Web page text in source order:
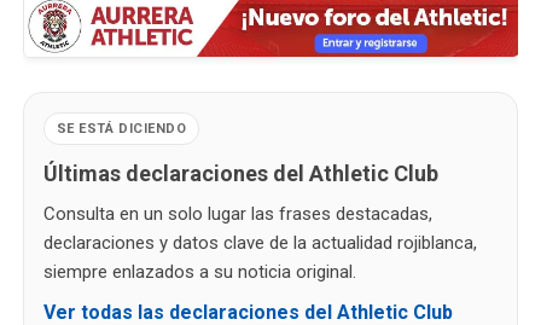
SE ESTÁ DICIENDO
Últimas declaraciones del Athletic Club
Consulta en un solo lugar las frases destacadas,
declaraciones y datos clave de la actualidad rojiblanca,
siempre enlazados a su noticia original.
Ver todas las declaraciones del Athletic Club